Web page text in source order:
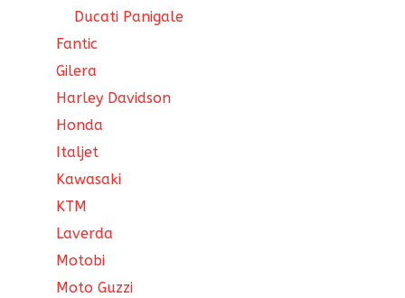
Ducati Panigale
Fantic
Gilera
Harley Davidson
Honda
Italjet
Kawasaki
KTM
Laverda
Motobi
Moto Guzzi